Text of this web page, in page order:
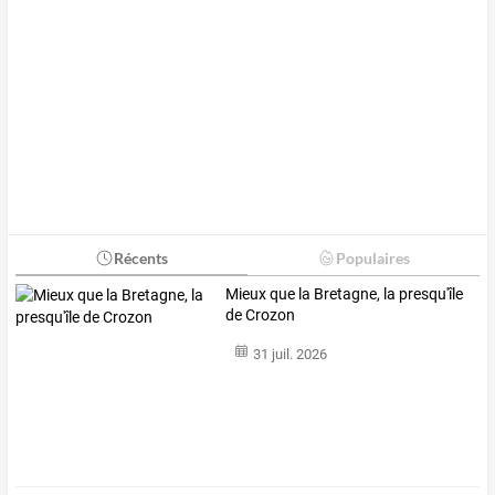
Récents Populaires
Mieux que la Bretagne, la presqu'île
de Crozon
31 juil. 2026